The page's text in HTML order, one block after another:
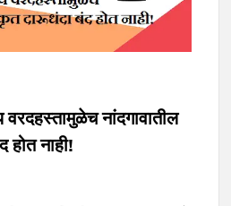
नांदगावातील
नाही!